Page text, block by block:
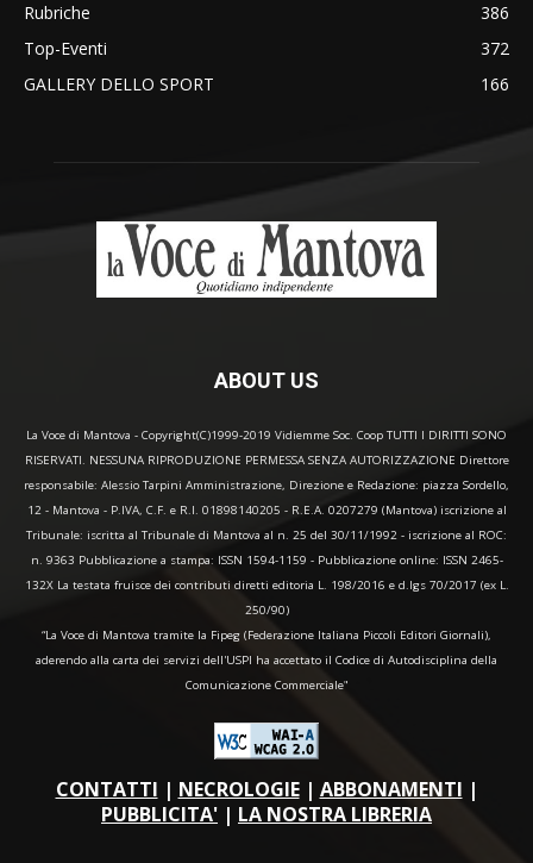
Rubriche
386
Top-Eventi
372
GALLERY DELLO SPORT
166
ABOUT US
La Voce di Mantova - Copyright(C)1999-2019 Vidiemme Soc. Coop TUTTI I DIRITTI SONO
RISERVATI. NESSUNA RIPRODUZIONE PERMESSA SENZA AUTORIZZAZIONE Direttore
responsabile: Alessio Tarpini Amministrazione, Direzione e Redazione: piazza Sordello,
12 - Mantova - P.IVA, C.F. e R.I. 01898140205 - R.E.A. 0207279 (Mantova) iscrizione al
Tribunale: iscritta al Tribunale di Mantova al n. 25 del 30/11/1992 - iscrizione al ROC:
n. 9363 Pubblicazione a stampa: ISSN 1594-1159 - Pubblicazione online: ISSN 2465-
132X La testata fruisce dei contributi diretti editoria L. 198/2016 e d.lgs 70/2017 (ex L.
250/90)
“La Voce di Mantova tramite la Fipeg (Federazione Italiana Piccoli Editori Giornali),
aderendo alla carta dei servizi dell'USPI ha accettato il Codice di Autodisciplina della
Comunicazione Commerciale"
CONTATTI | NECROLOGIE| ABBONAMENTI |
PUBBLICITA' | LA NOSTRA LIBRERIA